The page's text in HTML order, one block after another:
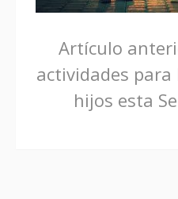
Seguir
leyendo
Artículo
actividades
hijos esta